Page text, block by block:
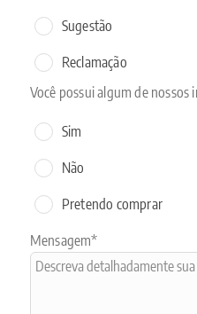
Sugestão
Reclamação
Você possui algum de
Sim
Não
Pretendo comprar
Mensagem*